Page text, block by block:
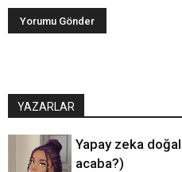
YAZARLAR
Yapay zeka
acaba?)